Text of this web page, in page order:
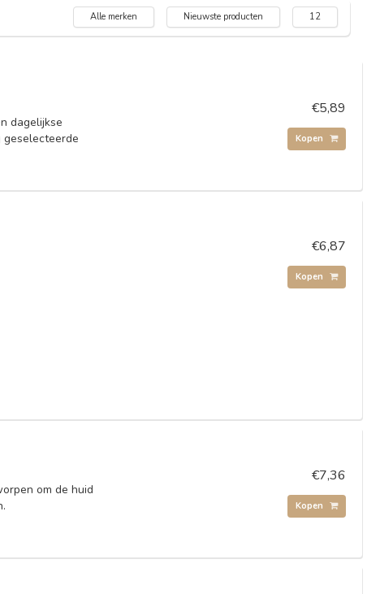
Alle merken Nieuwste producten 12
dagelijkse
geselecteerde
€5,89
Kopen
€6,87
Kopen
om de huid
€7,36
Kopen